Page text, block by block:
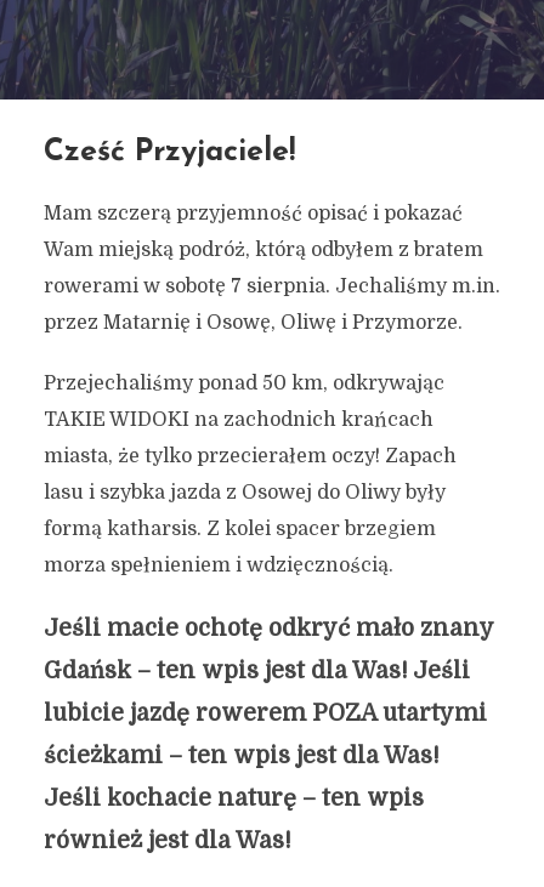
Cześć Przyjaciele!
Mam szczerą przyjemność opisać i pokazać
Wam miejską podróż, którą odbyłem z bratem
rowerami w sobotę 7 sierpnia. Jechaliśmy m.in.
przez Matarnię i Osowę, Oliwę i Przymorze.
Przejechaliśmy ponad 50 km, odkrywając
TAKIE WIDOKI na zachodnich krańcach
miasta, że tylko przecierałem oczy! Zapach
lasu i szybka jazda z Osowej do Oliwy były
formą katharsis. Z kolei spacer brzegiem
morza spełnieniem i wdzięcznością.
Jeśli macie ochotę odkryć mało znany
Gdańsk – ten wpis jest dla Was! Jeśli
lubicie jazdę rowerem POZA utartymi
ścieżkami – ten wpis jest dla Was!
Jeśli kochacie naturę – ten wpis
również jest dla Was!